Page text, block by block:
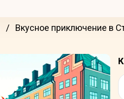
Вкусное приключение в